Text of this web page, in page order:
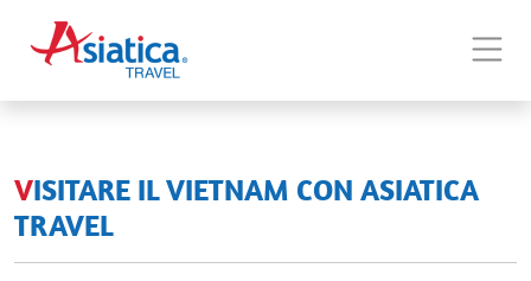
VISITARE IL VIETNAM CON ASIATICA
TRAVEL